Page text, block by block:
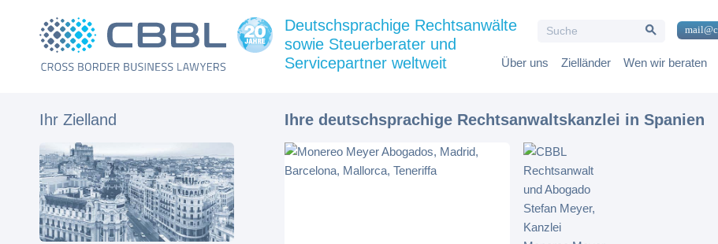
for:
Search Button
Über uns Zielländer Wen wir beraten
Deutschsprachige Rechtsanwälte
sowie Steuerberater und
Servicepartner weltweit
Ihr Zielland Ihre deutschsprachige Rechtsanwaltskanzlei in Spanien